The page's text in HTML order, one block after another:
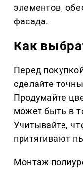
элементов,
фасада.
Как
Перед
сделайте
Продумайте
может быть в
Учитывайте,
притягивают
Монтаж